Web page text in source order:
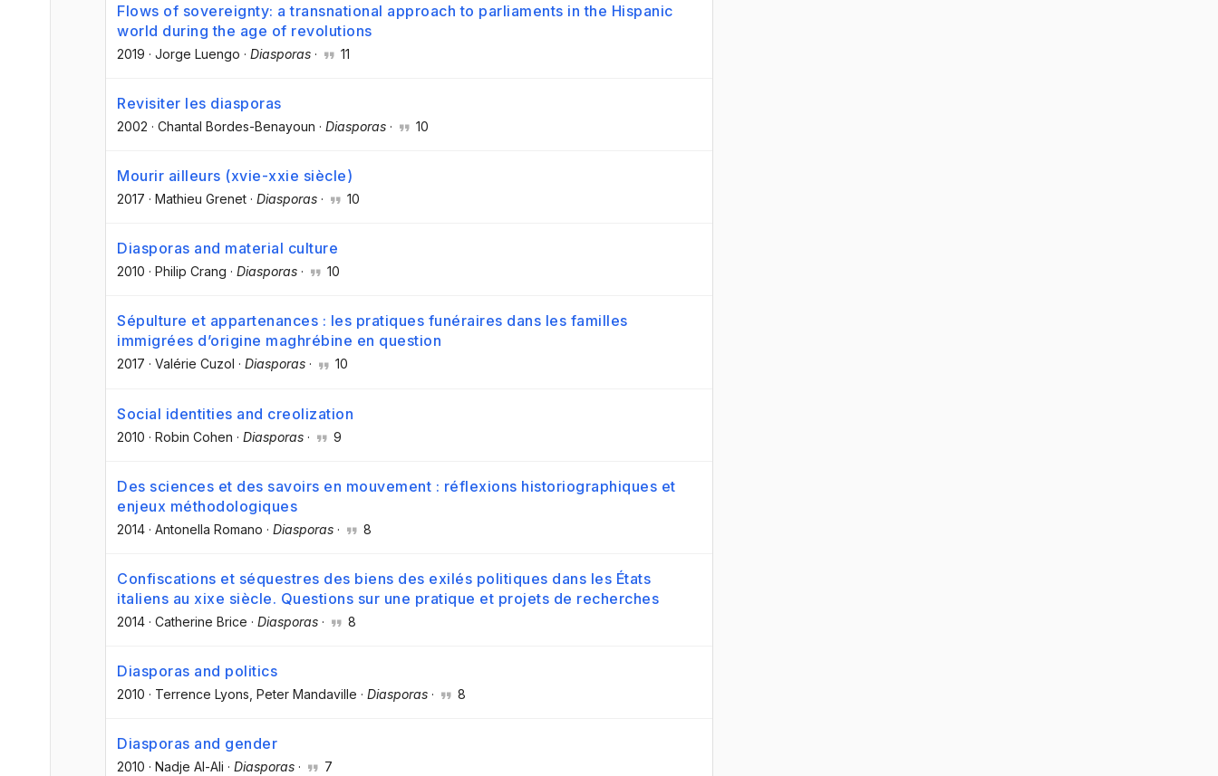
Flows of sovereignty: a transnational approach to parliaments in the Hispanic
world during the age of revolutions
2019 · Jorge Luengo · Diasporas · 11
Revisiter les diasporas
2002 · Chantal Bordes-Benayoun · Diasporas · 10
Mourir ailleurs (xvie-xxie siècle)
2017 · Mathieu Grenet · Diasporas · 10
Diasporas and material culture
2010 · Philip Crang · Diasporas · 10
Sépulture et appartenances : les pratiques funéraires dans les familles
immigrées d’origine maghrébine en question
2017 · Valérie Cuzol · Diasporas · 10
Social identities and creolization
2010 · Robin Cohen · Diasporas · 9
Des sciences et des savoirs en mouvement : réflexions historiographiques et
enjeux méthodologiques
2014 · Antonella Romano · Diasporas · 8
Confiscations et séquestres des biens des exilés politiques dans les États
italiens au xixe siècle. Questions sur une pratique et projets de recherches
2014 · Catherine Brice · Diasporas · 8
Diasporas and politics
2010 · Terrence Lyons , Peter Mandaville · Diasporas · 8
Diasporas and gender
2010 · Nadje Al-Ali · Diasporas · 7